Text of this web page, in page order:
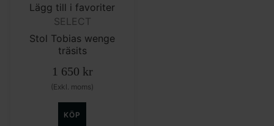
Lägg till i favoriter
SELECT
Stol Tobias wenge
träsits
1 650 kr
(Exkl. moms)
KÖP